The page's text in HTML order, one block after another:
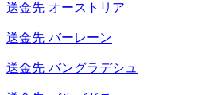
送金先 オーストリア
送金先 バーレーン
送金先 バングラデシュ